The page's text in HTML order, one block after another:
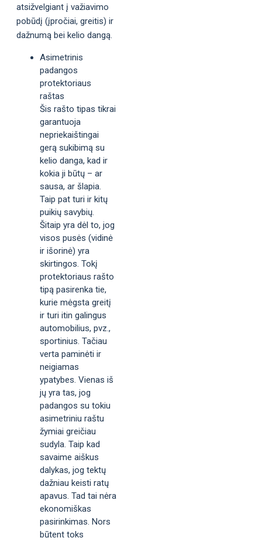
atsižvelgiant į važiavimo
pobūdį (įpročiai, greitis) ir
dažnumą bei kelio dangą.
Asimetrinis
padangos
protektoriaus
raštas
Šis rašto tipas tikrai
garantuoja
nepriekaištingai
gerą sukibimą su
kelio danga, kad ir
kokia ji būtų – ar
sausa, ar šlapia.
Taip pat turi ir kitų
puikių savybių.
Šitaip yra dėl to, jog
visos pusės (vidinė
ir išorinė) yra
skirtingos. Tokį
protektoriaus rašto
tipą pasirenka tie,
kurie mėgsta greitį
ir turi itin galingus
automobilius, pvz.,
sportinius. Tačiau
verta paminėti ir
neigiamas
ypatybes. Vienas iš
jų yra tas, jog
padangos su tokiu
asimetriniu raštu
žymiai greičiau
sudyla. Taip kad
savaime aiškus
dalykas, jog tektų
dažniau keisti ratų
apavus. Tad tai nėra
ekonomiškas
pasirinkimas. Nors
būtent toks